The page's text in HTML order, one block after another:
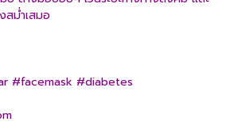
สม่ำเสมอ
#facemask #diabetes